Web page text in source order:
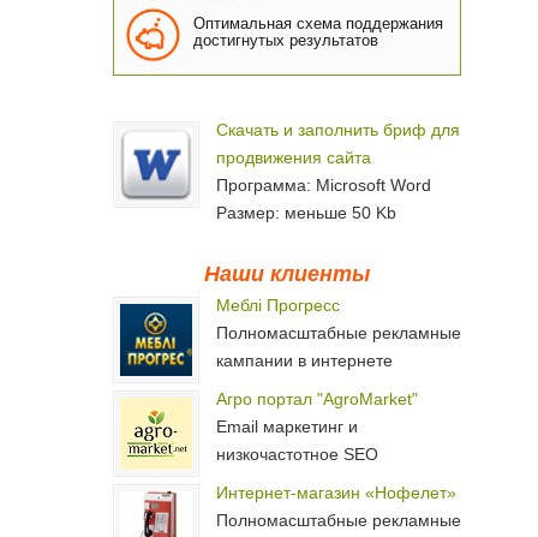
Оптимальная схема поддержания
достигнутых результатов
Скачать и заполнить бриф для
продвижения сайта
Программа: Microsoft Word
Размер: меньше 50 Kb
Наши клиенты
Меблі Прогресс
Полномасштабные рекламные
кампании в интернете
Агро портал "AgroMarket"
Email маркетинг и
низкочастотное SEO
Интернет-магазин «Нофелет»
Полномасштабные рекламные